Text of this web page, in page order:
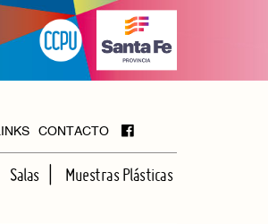
CONTACTO
Salas Muestras Plásticas